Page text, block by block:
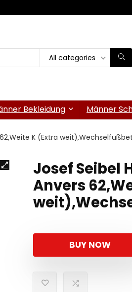
All categories
Bekleidung Männer
K (Extra
Josef Seibel
Anvers
BUY NOW